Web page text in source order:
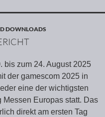
DOWNLOADS
bis zum 24. August 2025
der gamescom 2025 in
eine der wichtigsten
Messen Europas statt. Das
direkt am ersten Tag